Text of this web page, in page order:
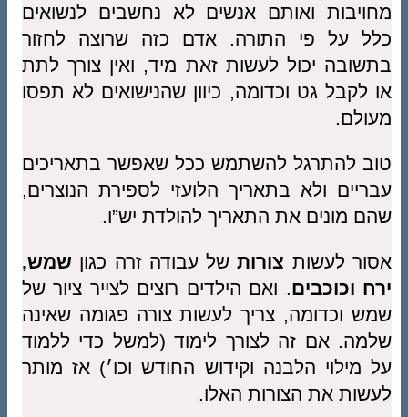
מחויבות ואותם אנשים לא נחשבים לנשואים
כלל על פי התורה. אדם כזה שרוצה לחזור
בתשובה יכול לעשות זאת מיד, ואין צורך לתת
או לקבל גט וכדומה, כיוון שהנישואים לא תפסו
מעולם.
טוב להתרגל להשתמש ככל שאפשר בתאריכים
עבריים ולא בתאריך הלועזי לספירת הנוצרים,
שהם מונים את התאריך להולדת יש”ו.
אסור לעשות צורותשל עבודה זרה כגון שמש,
ירח וכוכבים. ואם הילדים רוצים לצייר ציור של
שמש וכדומה, צריך לעשות צורה פגומה שאינה
שלמה. אם זה לצורך לימוד (למשל כדי ללמוד
על מילוי הלבנה וקידוש החודש וכו׳) אז מותר
לעשות את הצורות האלו.